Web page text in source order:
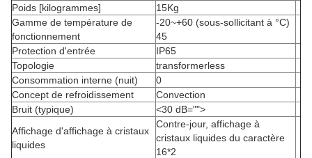
Poids [kilogrammes]
15Kg
Gamme de température de
fonctionnement
-20~+60 (sous-sollicitant à °C)
45
Protection d'entrée
IP65
Topologie
transformerless
Consommation interne (nuit)
0
Concept de refroidissement
Convection
Bruit (typique)
<30 dB="">
Affichage d'affichage à cristaux
liquides
Contre-jour, affichage à
cristaux liquides du caractère
16*2